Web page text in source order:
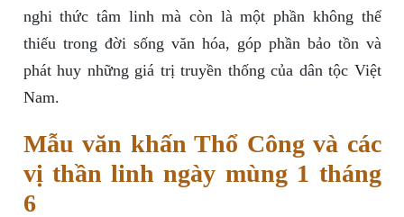
nghi thức tâm linh mà còn là một phần không thể
thiếu trong đời sống văn hóa, góp phần bảo tồn và
phát huy những giá trị truyền thống của dân tộc Việt
Nam.
Mẫu văn khấn Thổ Công và các
vị thần linh ngày mùng 1 tháng
6